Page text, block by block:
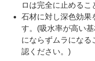
ロは完全に止めるこ
石材に対し深色効果
す。(吸水率が高い
にならずムラになる
認ください。)